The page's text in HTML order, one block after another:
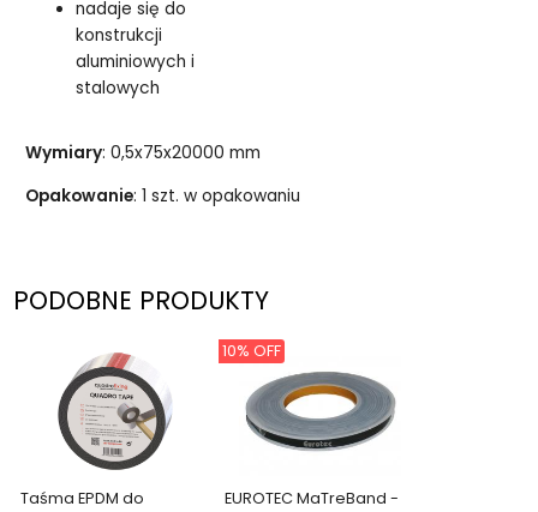
nadaje się do
konstrukcji
aluminiowych i
stalowych
Wymiary: 0,5x75x20000 mm
Opakowanie: 1 szt. w opakowaniu
PODOBNE PRODUKTY
Taśma EPDM do
EUROTEC MaTreBand -
10% OFF